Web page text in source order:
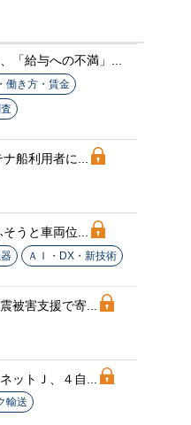
「給与への不満」...
働き方・賃金
船利用者に...
うと車両位...
ＡＩ・DX・新技術
被害支援で寄...
ットＪ、４自...
輸送